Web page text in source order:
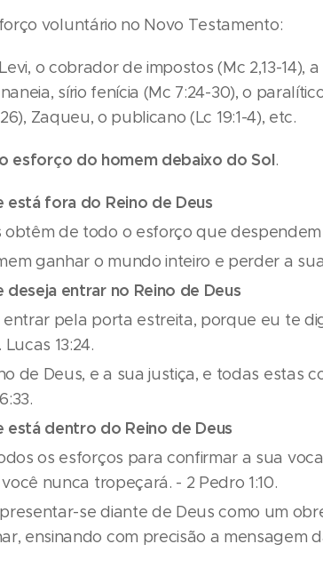
voluntário no Novo Testamento:
o cobrador de impostos (Mc 2,13-14),
sírio fenícia (Mc 7:24-30), o
Zaqueu, o publicano (Lc 19:1-4), etc.
esforço do homem debaixo do Sol.
está fora do Reino de Deus
de todo o esforço que despendem
ganhar o mundo inteiro e perder a
entrar no Reino de Deus
pela porta estreita, porque eu te
13:24.
de Deus, e a sua justiça, e todas estas
está dentro do Reino de Deus
os esforços para confirmar a sua
nunca tropeçará. - 2 Pedro 1:10.
se diante de Deus como um
ensinando com precisão a mensagem